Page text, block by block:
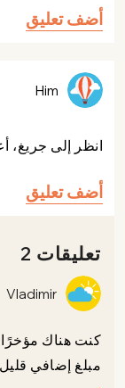
أضف تعليق
Him
انظر إلى جريغ،
أضف تعليق
تعليقات 2
Vladimir
كنت هناك مؤخرًا.
مبلغ إضافي